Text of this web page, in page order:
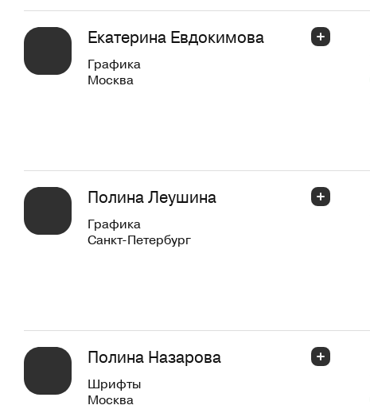
Екатерина Евдокимова
Графика
Москва
Полина Леушина
Графика
Санкт-Петербург
Полина Назарова
Шрифты
Москва